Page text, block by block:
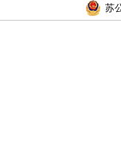
苏